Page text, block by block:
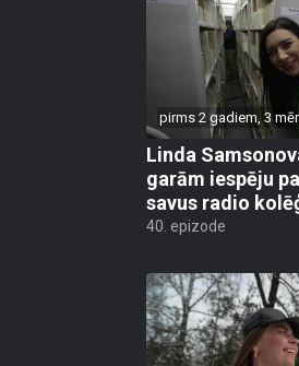
pirms 2 gadiem, 3
Linda
garām iespēju
savus radio
40. epizode